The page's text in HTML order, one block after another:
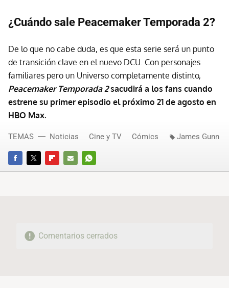
¿Cuándo sale Peacemaker Temporada 2?
De lo que no cabe duda, es que esta serie será un punto
de transición clave en el nuevo DCU. Con personajes
familiares pero un Universo completamente distinto,
Peacemaker Temporada 2sacudirá a los fans cuando
estrene su primer episodio el próximo 21 de agosto en
HBO Max.
FACEBOOKTWITTERFLIPBOARD
E-
WHATSAPP
TEMAS Noticias Cine y TV Cómics James Gunn
Comentarios cerrados